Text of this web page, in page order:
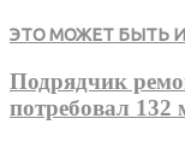
ЭТО МОЖЕТ БЫТЬ
Подрядчик
потребовал 132